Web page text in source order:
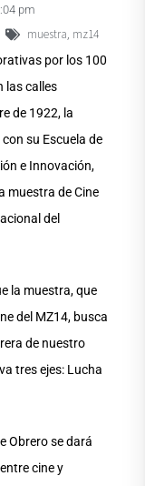
pm
muestra, mz14
por los 100
las calles
de 1922, la
su Escuela de
e Innovación,
muestra de Cine
del
la muestra, que
del MZ14, busca
de nuestro
tres ejes: Lucha
Obrero se dará
cine y